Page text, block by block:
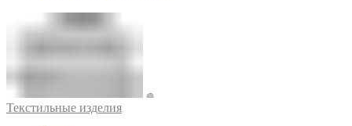
Текстильные изделия